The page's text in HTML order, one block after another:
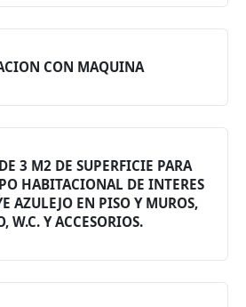
CON MAQUINA
3 M2 DE SUPERFICIE PARA
HABITACIONAL DE INTERES
AZULEJO EN PISO Y MUROS,
W.C. Y ACCESORIOS.